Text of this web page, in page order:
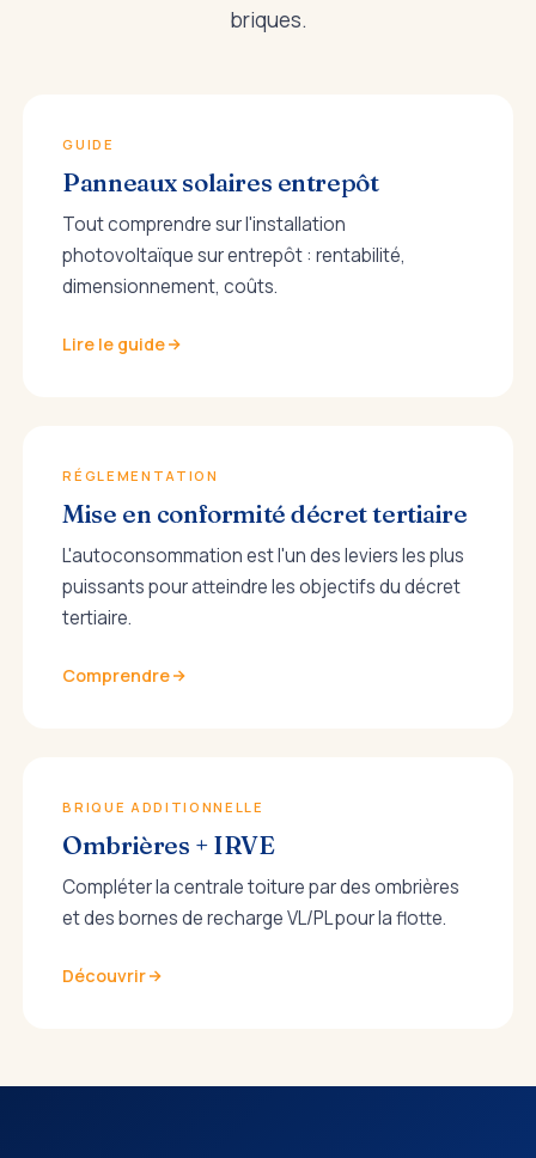
briques.
GUIDE
Panneaux solaires entrepôt
Tout comprendre sur l'installation
photovoltaïque sur entrepôt : rentabilité,
dimensionnement, coûts.
Lire le guide
RÉGLEMENTATION
Mise en conformité décret tertiaire
L'autoconsommation est l'un des leviers les plus
puissants pour atteindre les objectifs du décret
tertiaire.
Comprendre
BRIQUE ADDITIONNELLE
Ombrières + IRVE
Compléter la centrale toiture par des ombrières
et des bornes de recharge VL/PL pour la flotte.
Découvrir